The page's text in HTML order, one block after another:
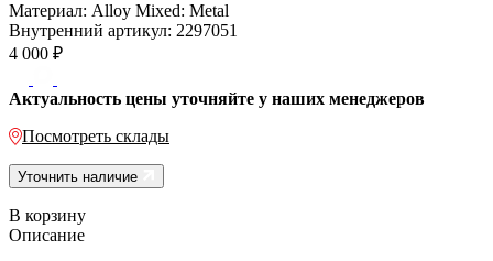
Материал: Alloy Mixed: Metal
Внутренний артикул: 2297051
4 000 ₽
Актуальность цены уточняйте у наших менеджеров
Посмотреть склады
Уточнить наличие
В корзину
Описание